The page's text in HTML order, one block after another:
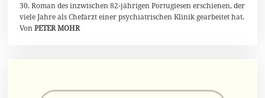
4
30. Roman des inzwischen 82-jährigen Portugiesen erschienen, der
viele Jahre als Chefarzt einer psychiatrischen Klinik gearbeitet hat.
VonPETER MOHR